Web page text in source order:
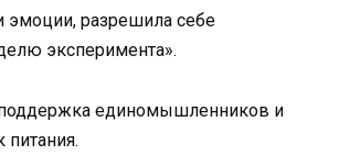
эмоции, разрешила себе
эксперимента».
единомышленников и